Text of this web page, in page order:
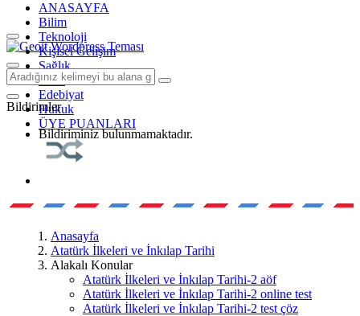
ANASAYFA
Bilim
Teknoloji
Kişisel Gelişim
Sağlık
Tarih
Edebiyat
Hukuk
ÜYE PUANLARI
Bildirimler
Bildiriminiz bulunmamaktadır.
Anasayfa
Atatürk İlkeleri ve İnkılap Tarihi
Alakalı Konular
Atatürk İlkeleri ve İnkılap Tarihi-2 aöf
Atatürk İlkeleri ve İnkılap Tarihi-2 online test
Atatürk İlkeleri ve İnkılap Tarihi-2 test çöz